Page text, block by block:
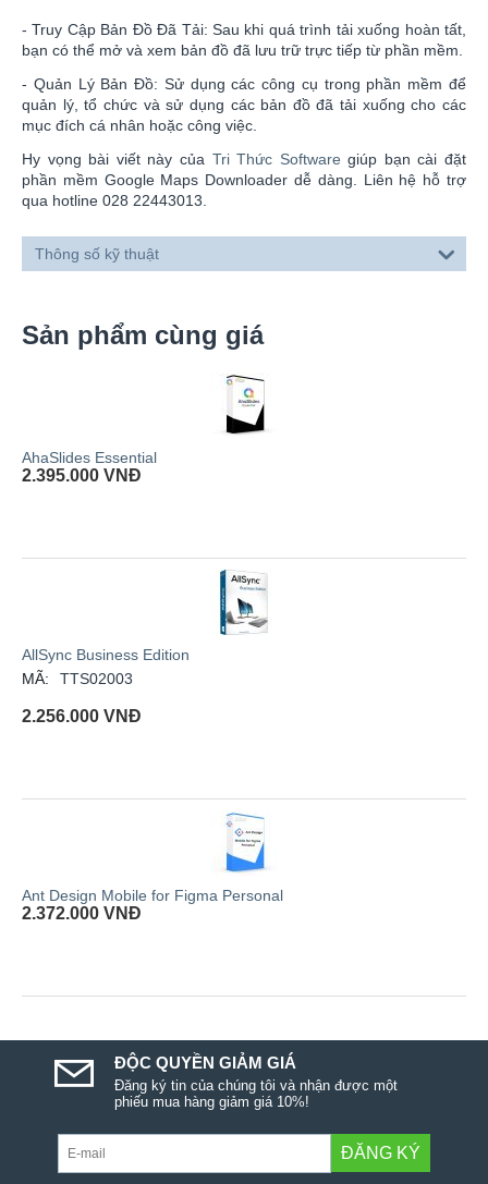
- Truy Cập Bản Đồ Đã Tải: Sau khi quá trình tải xuống hoàn tất,
bạn có thể mở và xem bản đồ đã lưu trữ trực tiếp từ phần mềm.
- Quản Lý Bản Đồ: Sử dụng các công cụ trong phần mềm để
quản lý, tổ chức và sử dụng các bản đồ đã tải xuống cho các
mục đích cá nhân hoặc công việc.
Hy vọng bài viết này của Tri Thức Software giúp bạn cài đặt
phần mềm Google Maps Downloader dễ dàng. Liên hệ hỗ trợ
qua hotline 028 22443013.
Thông số kỹ thuật
Sản phẩm cùng giá
AhaSlides Essential
2.395.000 VNĐ
AllSync Business Edition
MÃ:
TTS02003
2.256.000 VNĐ
Ant Design Mobile for Figma Personal
2.372.000 VNĐ
ĐỘC QUYỀN GIẢM GIÁ
Đăng ký tin của chúng tôi và nhận được một
phiếu mua hàng giảm giá 10%!
ĐĂNG KÝ